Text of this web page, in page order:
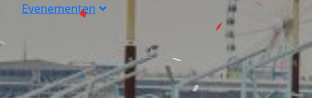
Evenementen